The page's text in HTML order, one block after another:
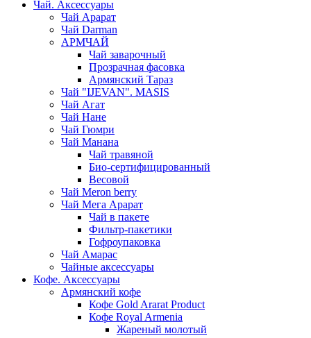
Чай. Аксессуары
Чай Арарат
Чай Darman
АРМЧАЙ
Чай заварочный
Прозрачная фасовка
Армянский Тараз
Чай "IJEVAN". MASIS
Чай Агат
Чай Нане
Чай Гюмри
Чай Манана
Чай травяной
Био-сертифицированный
Весовой
Чай Meron berry
Чай Мега Арарат
Чай в пакете
Фильтр-пакетики
Гофроупаковка
Чай Амарас
Чайные аксессуары
Кофе. Аксессуары
Армянский кофе
Кофе Gold Ararat Product
Кофе Royal Armenia
Жареный молотый